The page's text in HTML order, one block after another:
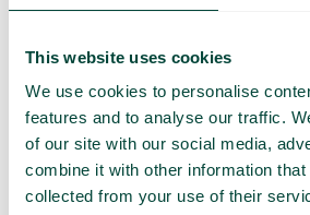
This website uses cookies
We use cookies to personalise
features and to analyse our traffic.
of our site with our social media,
combine it with other information
collected from your use of their
virksomhed. I bund og grund er
løsning, hvor alter inkluderet. Så tænk
abonnement, der er
samtidig er nemt at bruge.
En løsning, der er nem at håndtere
virksomheden uanset IT-erfaring,
Tænk over det i stedet for at falde
løsning, hvor fede funktioner sættes